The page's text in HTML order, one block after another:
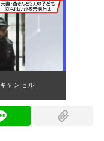
キャンセル